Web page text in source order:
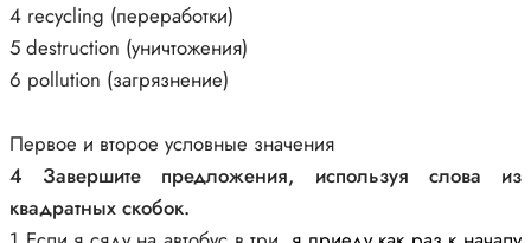
4 recycling (переработки)
5 destruction (уничтожения)
6 pollution (загрязнение)
Первое и второе условные значения
4 Завершите предложения, используя слова из
квадратных скобок.